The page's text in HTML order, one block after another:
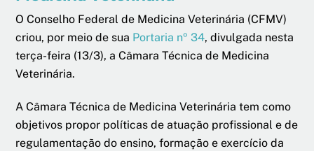
O Conselho Federal de Medicina Veterinária (CFMV)
criou, por meio de sua Portaria nº 34, divulgada nesta
terça-feira (13/3), a Câmara Técnica de Medicina
Veterinária.
A Câmara Técnica de Medicina Veterinária tem como
objetivos propor políticas de atuação profissional e de
regulamentação do ensino, formação e exercício da